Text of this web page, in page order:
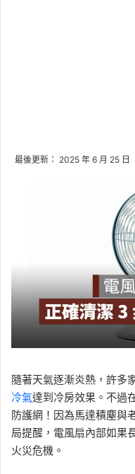
最後更新： 2025 年 6 月 25 日
隨著天氣逐漸炎熱，許多
冷氣達到冷房效果。不過
防護網！因為馬達積塵與
局提醒，電風扇內部如果
火災危機。